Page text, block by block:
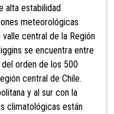
alta estabilidad
meteorológicas
central de la Región
se encuentra entre
del orden de los 500
central de Chile.
y al sur con la
climatológicas están